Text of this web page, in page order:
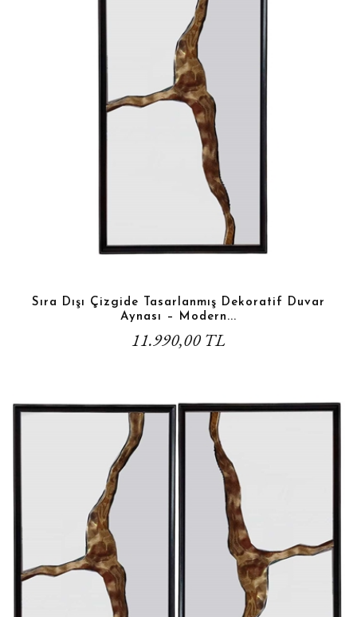
Sıra Dışı Çizgide Tasarlanmış Dekoratif Duvar
Aynası – Modern...
11.990,00 TL